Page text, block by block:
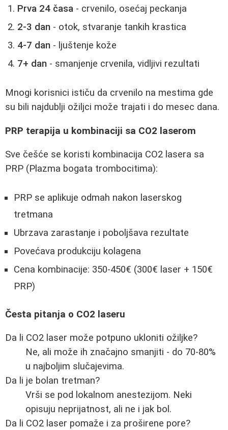
Prva 24 časa - crvenilo, osećaj peckanja
2-3 dan - otok, stvaranje tankih krastica
4-7 dan - ljuštenje kože
7+ dan - smanjenje crvenila, vidljivi rezultati
Mnogi korisnici ističu da crvenilo na mestima gde
su bili najdublji ožiljci može trajati i do mesec dana.
PRP terapija u kombinaciji sa CO2 laserom
Sve češće se koristi kombinacija CO2 lasera sa
PRP (Plazma bogata trombocitima):
PRP se aplikuje odmah nakon laserskog
tretmana
Ubrzava zarastanje i poboljšava rezultate
Povećava produkciju kolagena
Cena kombinacije: 350-450€ (300€ laser + 150€
PRP)
Česta pitanja o CO2 laseru
Da li CO2 laser može potpuno ukloniti ožiljke?
Ne, ali može ih značajno smanjiti - do 70-80%
u najboljim slučajevima.
Da li je bolan tretman?
Vrši se pod lokalnom anestezijom. Neki
opisuju neprijatnost, ali ne i jak bol.
Da li CO2 laser pomaže i za proširene pore?